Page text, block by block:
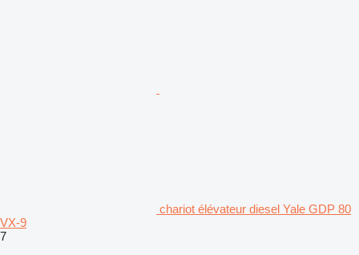
chariot élévateur diesel Yale GDP 80
VX-9
7